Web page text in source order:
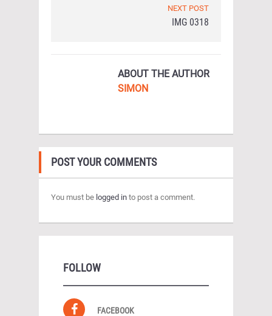
NEXT POST
IMG 0318
ABOUT THE AUTHOR
SIMON
POST YOUR COMMENTS
You must be logged in to post a comment.
FOLLOW
FACEBOOK